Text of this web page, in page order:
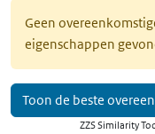
Geen
eigenschappen
Toon de beste
ZZS Similarity